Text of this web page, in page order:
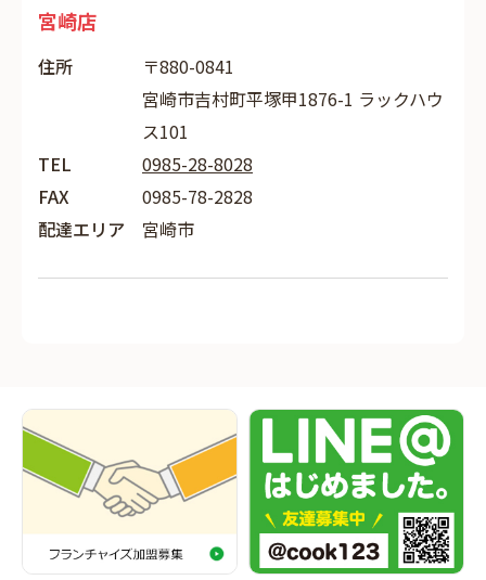
宮崎店
住所
〒880-0841
宮崎市吉村町平塚甲1876-1 ラックハウ
ス101
TEL
0985-28-8028
FAX
0985-78-2828
配達エリア
宮崎市